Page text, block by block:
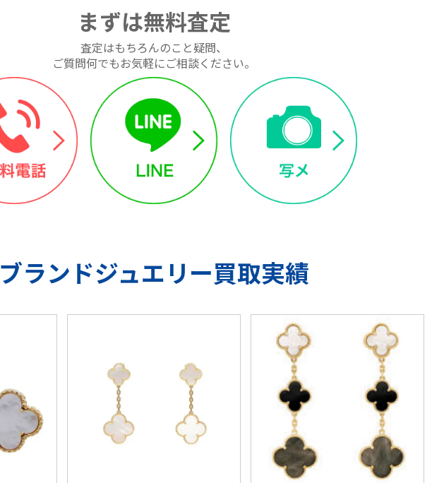
まずは無料査定
査定はもちろんのこと疑問、
ご質問何でもお気軽にご相談ください。
ブランドジュエリー買取実績